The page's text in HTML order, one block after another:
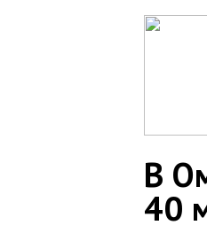
В
40